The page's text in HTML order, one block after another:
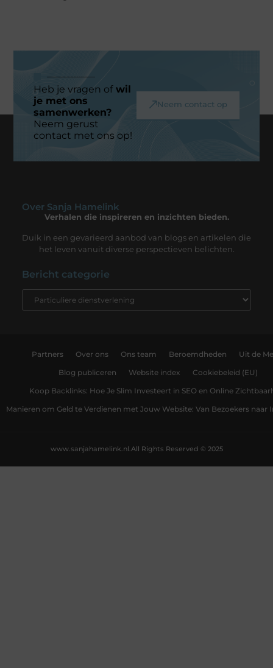
Heb je vragen ofwil
je met ons
samenwerken?
Neem gerust
contact met ons op!
Neem contact op
Over Sanja Hamelink
Verhalen die inspireren en inzichten bieden.
Duik in een gevarieerd aanbod van blogs en artikelen die
het leven vanuit diverse perspectieven belichten.
Bericht categorie
Partners Over ons Ons team Beroemdheden Uit de
Blog publiceren Website index Cookiebeleid (EU)
Koop Backlinks: Hoe Je Slim Investeert in SEO en Online
Manieren om Geld te Verdienen met Jouw Website: Van Bezoekers naar
All Rights Reserved © 2025
www.sanjahamelink.nl.